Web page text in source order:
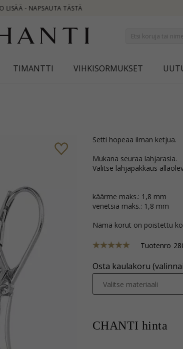
TIMANTTI VIHKISORMUKSET
Setti hopeaa ilman ketjua.
Mukana seuraa lahjarasia.
Valitse lahjapakkaus
käärme maks.: 1,8 mm
venetsia maks.: 1,8 mm
Nämä korut on poistettu
Tuotenro
Osta kaulakoru
Valitse materiaali
CHANTI hinta